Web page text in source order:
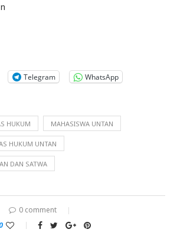
Telegram WhatsApp
HUKUM MAHASISWA UNTAN
HUKUM UNTAN
DAN SATWA
0 comment